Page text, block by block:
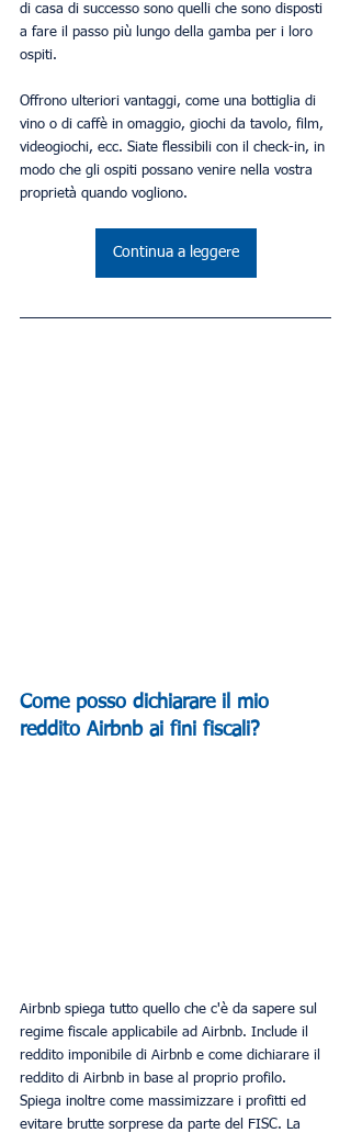
di casa di successo sono quelli che sono disposti
a fare il passo più lungo della gamba per i loro
ospiti.
Offrono ulteriori vantaggi, come una bottiglia di
vino o di caffè in omaggio, giochi da tavolo, film,
videogiochi, ecc. Siate flessibili con il check-in, in
modo che gli ospiti possano venire nella vostra
proprietà quando vogliono.
Continua a leggere
Come posso dichiarare il mio
reddito Airbnb ai fini fiscali?
Airbnb spiega tutto quello che c'è da sapere sul
regime fiscale applicabile ad Airbnb. Include il
reddito imponibile di Airbnb e come dichiarare il
reddito di Airbnb in base al proprio profilo.
Spiega inoltre come massimizzare i profitti ed
evitare brutte sorprese da parte del FISC. La